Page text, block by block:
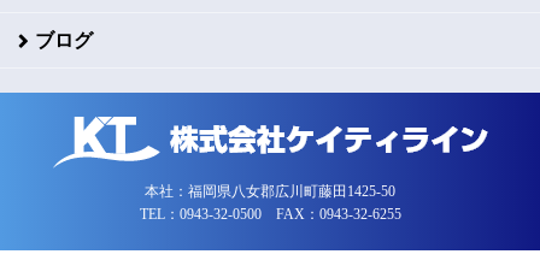
ブログ
本社：福岡県八女郡広川町藤田1425-50
TEL：0943-32-0500 FAX：0943-32-6255